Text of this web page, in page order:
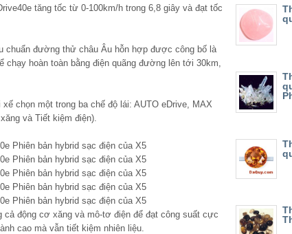
tăng tốc từ 0-100km/h trong 6,8 giây và đạt tốc
chuẩn đường thử châu Âu hỗn hợp được công bố là
hoàn toàn bằng điện quãng đường lên tới 30km,
chọn một trong ba chế độ lái: AUTO eDrive, MAX
và Tiết kiệm điện).
động cơ xăng và mô-tơ điện để đạt công suất cực
cao mà vẫn tiết kiệm nhiên liệu.